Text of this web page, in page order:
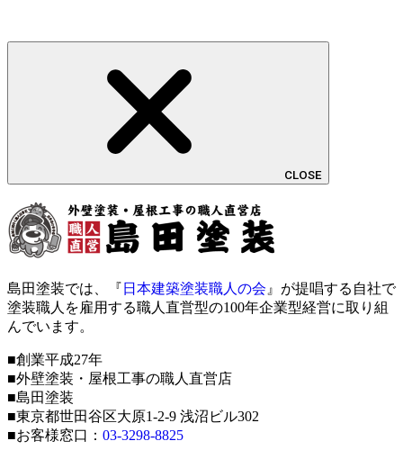
CLOSE
島田塗装では、『 日本建築塗装職人の会 』が提唱する自社で
塗装職人を雇用する職人直営型の100年企業型経営に取り組
んでいます。
■創業平成27年
■外壁塗装・屋根工事の職人直営店
■島田塗装
■東京都世田谷区大原1-2-9 浅沼ビル302
■お客様窓口： 03-3298-8825